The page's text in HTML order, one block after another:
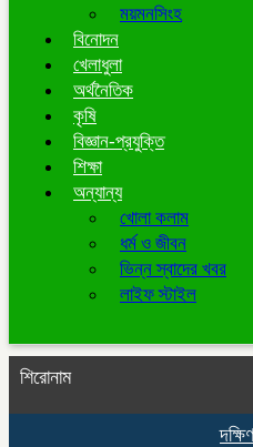
ময়মনসিংহ
বিনোদন
খেলাধুলা
অর্থনৈতিক
কৃষি
বিজ্ঞান-প্রযুক্তি
শিক্ষা
অন্যান্য
খোলা কলাম
ধর্ম ও জীবন
ভিন্ন স্বাদের খবর
লাইফ স্টাইল
শিরোনাম